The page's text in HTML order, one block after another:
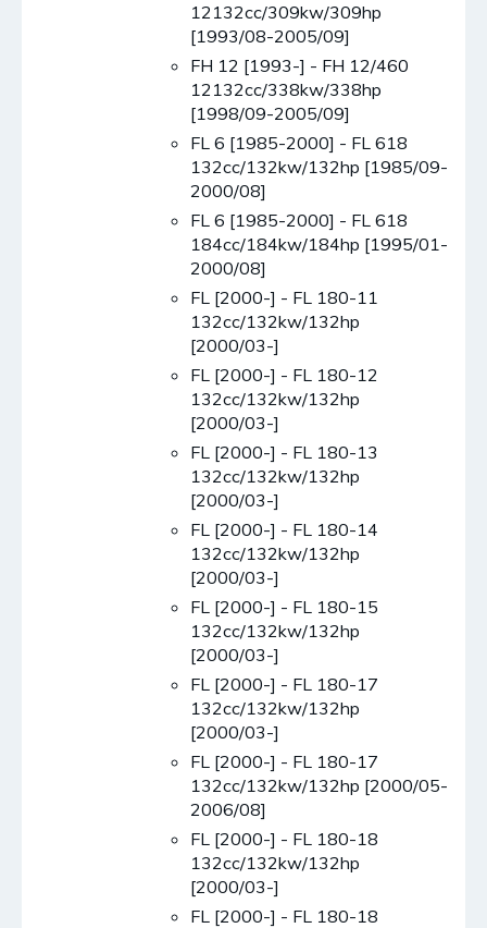
12132cc/309kw/309hp
[1993/08-2005/09]
FH 12 [1993-] - FH 12/460
12132cc/338kw/338hp
[1998/09-2005/09]
FL 6 [1985-2000] - FL 618
132cc/132kw/132hp [1985/09-
2000/08]
FL 6 [1985-2000] - FL 618
184cc/184kw/184hp [1995/01-
2000/08]
FL [2000-] - FL 180-11
132cc/132kw/132hp
[2000/03-]
FL [2000-] - FL 180-12
132cc/132kw/132hp
[2000/03-]
FL [2000-] - FL 180-13
132cc/132kw/132hp
[2000/03-]
FL [2000-] - FL 180-14
132cc/132kw/132hp
[2000/03-]
FL [2000-] - FL 180-15
132cc/132kw/132hp
[2000/03-]
FL [2000-] - FL 180-17
132cc/132kw/132hp
[2000/03-]
FL [2000-] - FL 180-17
132cc/132kw/132hp [2000/05-
2006/08]
FL [2000-] - FL 180-18
132cc/132kw/132hp
[2000/03-]
FL [2000-] - FL 180-18